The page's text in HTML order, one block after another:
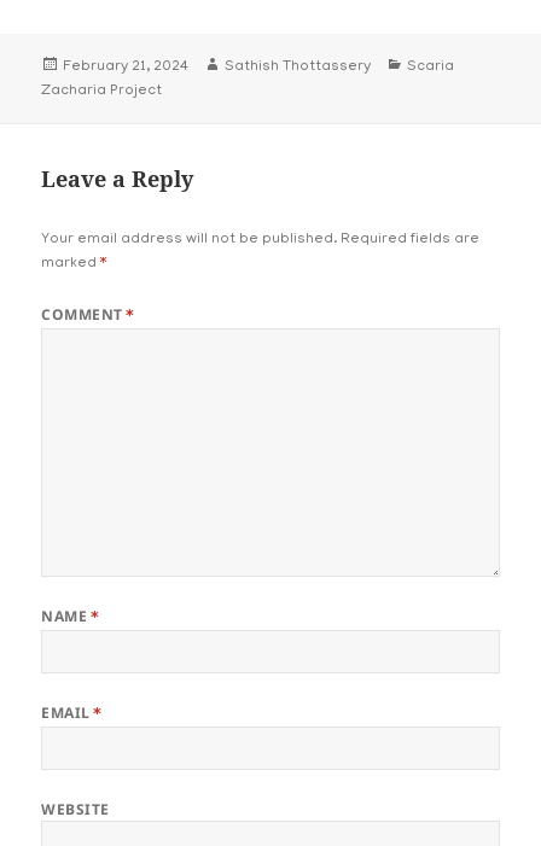
Posted
on
February 21, 2024 Author
Sathish Thottassery Categories
Scaria
Zacharia Project
Leave a Reply
Your email address will not be published. Required fields are
marked*
COMMENT*
NAME*
EMAIL*
WEBSITE